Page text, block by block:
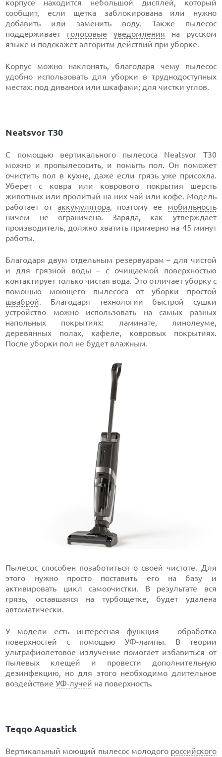
корпусе находится небольшой дисплей, который
сообщит, если щетка заблокирована или нужно
добавить или заменить воду. Также пылесос
поддерживает голосовые уведомления на русском
языке и подскажет алгоритм действий при уборке.
Корпус можно наклонять, благодаря чему пылесос
удобно использовать для уборки в труднодоступных
местах: под диваном или шкафами; для чистки углов.
Neatsvor T30
С помощью вертикального пылесоса Neatsvor T30
можно и пропылесосить, и помыть пол. Он поможет
очистить пол в кухне, даже если грязь уже присохла.
Уберет с ковра или коврового покрытия шерсть
животных или пролитый на них чай или кофе. Модель
работает от аккумулятора, поэтому ее мобильность
ничем не ограничена. Заряда, как утверждает
производитель, должно хватить примерно на 45 минут
работы.
Благодаря двум отдельным резервуарам – для чистой
и для грязной воды – с очищаемой поверхностью
контактирует только чистая вода. Это отличает уборку с
помощью моющего пылесоса от уборки простой
шваброй. Благодаря технологии быстрой сушки
устройство можно использовать на самых разных
напольных покрытиях: ламинате, линолеуме,
деревянных полах, кафеле, ковровых покрытиях.
После уборки пол не будет влажным.
Пылесос способен позаботиться о своей чистоте. Для
этого нужно просто поставить его на базу и
активировать цикл самоочистки. В результате вся
грязь, оставшаяся на турбощетке, будет удалена
автоматически.
У модели есть интересная функция – обработка
поверхностей с помощью УФ-лампы. В теории
ультрафиолетовое излучение помогает избавиться от
пылевых клещей и провести дополнительную
дезинфекцию, но для этого необходимо длительное
воздействиеУФ-лучей на поверхность.
Teqqo Aquastick
Вертикальный моющий пылесос молодого российского